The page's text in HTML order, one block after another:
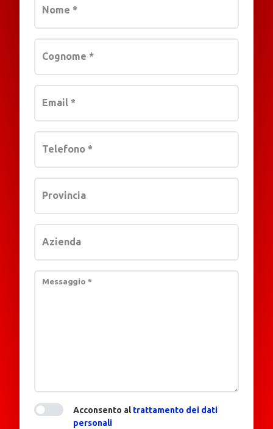
Nome *
Cognome *
Email *
Telefono *
Provincia
Azienda
Messaggio *
Acconsento altrattamento dei dati
personali